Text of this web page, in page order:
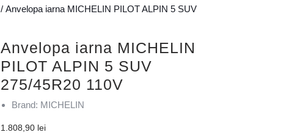
/ Anvelopa iarna MICHELIN PILOT ALPIN 5 SUV
Anvelopa iarna MICHELIN
PILOT ALPIN 5 SUV
275/45R20 110V
Brand: MICHELIN
1.808,90 lei